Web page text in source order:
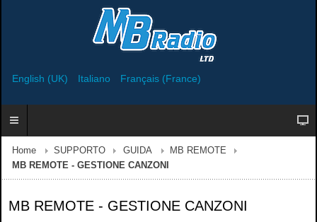
English (UK) Italiano Français (France)
Home SUPPORTO GUIDA
MB REMOTE
MB REMOTE - GESTIONE CANZONI
MB REMOTE - GESTIONE CANZONI